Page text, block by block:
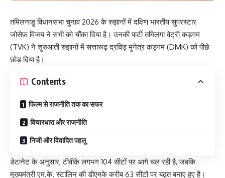
तमिलनाडु विधानसभा चुनाव 2026 के रुझानों में दक्षिण भारतीय सुपरस्टार
जोसेफ़ विजय ने सभी को चौंका दिया है। उनकी पार्टी तमिलगा वेट्री कड़गम
(TVK) ने शुरुआती रुझानों में सत्तारूढ़ द्रविड़ मुनेत्र कड़गम (DMK) को पीछे
छोड़ दिया है।
Contents
फिल्म से राजनीति तक का सफर
विचारधारा और राजनीति
निजी और विवादित पहलू
डेटानेट के अनुसार, टीवीके लगभग 104 सीटों पर आगे चल रही है, जबकि
मुख्यमंत्री एम.के. स्टालिन की डीएमके करीब 63 सीटों पर बढ़त बनाए हुए है।